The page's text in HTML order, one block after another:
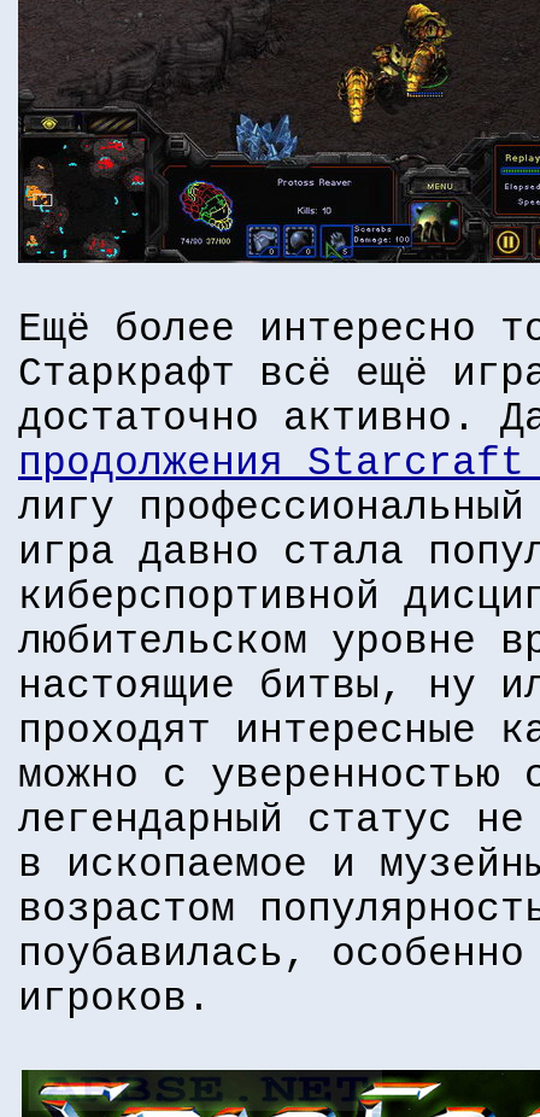
Ещё более интересно
Старкрафт всё ещё
достаточно активно.
продолжения Starcraft
лигу
игра давно стала
киберспортивной
любительском уровне
настоящие битвы, ну
проходят интересные
можно с уверенностью
легендарный статус
в ископаемое и
возрастом
поубавилась,
игроков.